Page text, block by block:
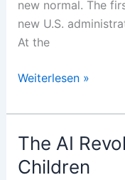
new normal. The
new U.S.
At the
Into
Crisis
Tariff
at
Weiterlesen »
The AI
Children